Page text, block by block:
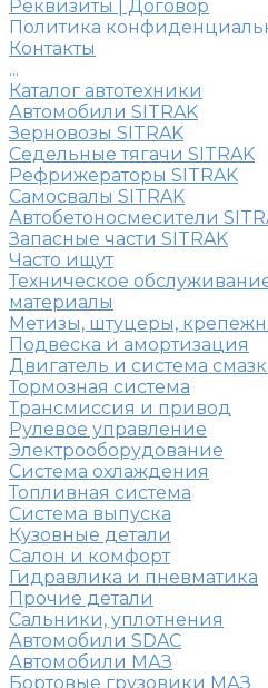
Реквизиты | Договор
Политика
Контакты
...
Каталог автотехники
Автомобили SITRAK
Зерновозы SITRAK
Седельные тягачи SITRAK
Рефрижераторы SITRAK
Самосвалы SITRAK
Автобетоносмесители
Запасные части SITRAK
Часто ищут
Техническое
материалы
Метизы, штуцеры,
Подвеска и амортизация
Двигатель и система
Тормозная система
Трансмиссия и привод
Рулевое управление
Электрооборудование
Система охлаждения
Топливная система
Система выпуска
Кузовные детали
Салон и комфорт
Гидравлика и пневматика
Прочие детали
Сальники, уплотнения
Автомобили SDAC
Автомобили МАЗ
Бортовые грузовики МАЗ